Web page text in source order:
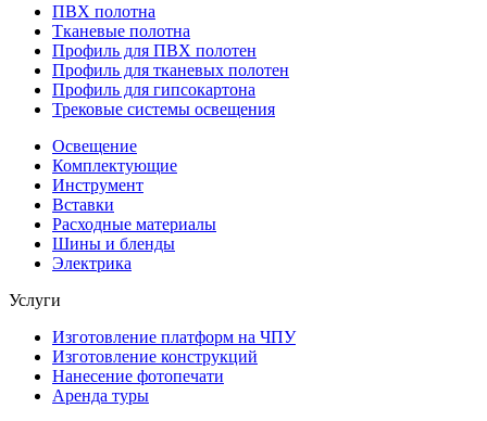
ПВХ полотна
Тканевые полотна
Профиль для ПВХ полотен
Профиль для тканевых полотен
Профиль для гипсокартона
Трековые системы освещения
Освещение
Комплектующие
Инструмент
Вставки
Расходные материалы
Шины и бленды
Электрика
Услуги
Изготовление платформ на ЧПУ
Изготовление конструкций
Нанесение фотопечати
Аренда туры